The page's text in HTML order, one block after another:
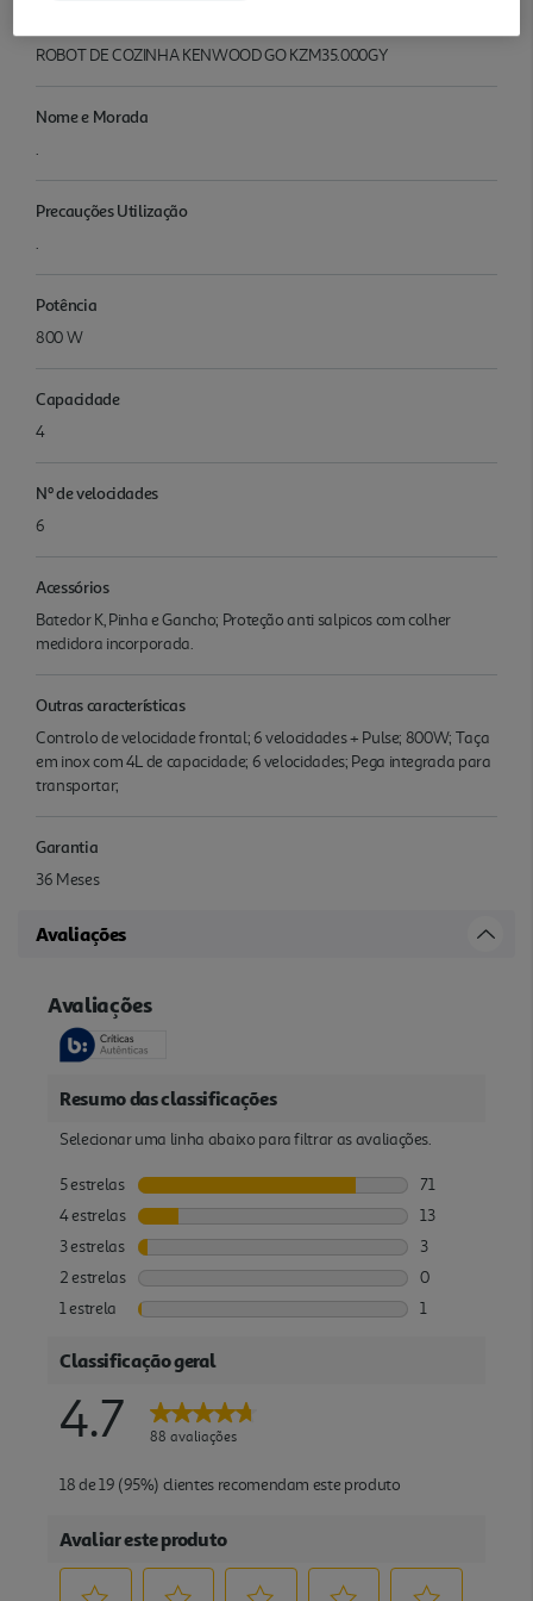
ROBOT DE COZINHA KENWOOD GO KZM35.000GY
Nome e Morada
.
Precauções Utilização
.
Potência
800 W
Capacidade
4
Nº de velocidades
6
Acessórios
Batedor K, Pinha e Gancho; Proteção anti salpicos com colher
medidora incorporada.
Outras características
Controlo de velocidade frontal; 6 velocidades + Pulse; 800W; Taça
em inox com 4L de capacidade; 6 velocidades; Pega integrada para
transportar;
Garantia
36 Meses
Avaliações